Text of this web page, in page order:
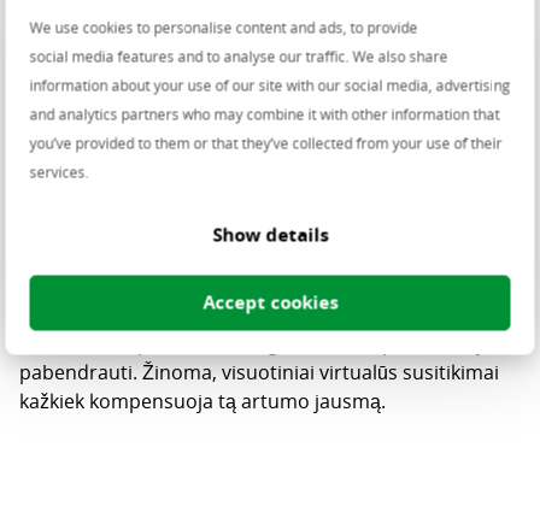
We use cookies to personalise content and ads, to provide
social media features and to analyse our traffic. We also share
information about your use of our site with our social media, advertising
and analytics partners who may combine it with other information that
you’ve provided to them or that they’ve collected from your use of their
services.
Show details
Accept cookies
padeda tobulėti bei plėsti savo akiratį.
Kaip vertini įmonėje vyraujančią atmosferą?
Man labai patinka darbo vietoje kuriama atmosfera.
Kiekvienas bendradarbis ar bendradarbė yra visados
pasiruošę padėti išspręsti visus iškilusius klausimus.
kiekvieną dieną gali siekti užsibrėžtų tikslų. Tenka tik
susiklosčiusios situacijos, dabar daugiausia dirbame
nuotoliniu būdu iš namų. Todėl nėra taip lengva
pabendrauti. Žinoma, visuotiniai virtualūs susitikimai
kažkiek kompensuoja tą artumo jausmą.